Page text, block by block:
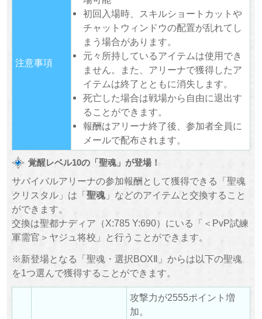
注意事項
初回入場時、スキルショートカットや
チャットウィンドウの配置が乱れてし
まう場合があります。
元々所持しているアイテムは使用でき
ません。また、アリーナで獲得したア
イテムは終了とともに消失します。
死亡した場合は戦場から自由に退出す
ることができます。
報酬はアリーナ終了後、参加者全員に
メールで配布されます。
覚醒レベル10の「聖魂」が登場！
サバイバルアリーナの参加報酬として獲得できる「聖魂
クリスタル」は「 聖魂」などのアイテムと交換すること
ができます。
交換は聖都ナディア（X:785 Y:690）にいる「＜PvP試練
軍需官＞ヤジュ将校」と行うことができます。
※新登場となる「聖魂・選択BOXⅡ」からは以下の聖魂
を1つ選んで獲得することができます。
攻撃力が2555ポイント増
加。